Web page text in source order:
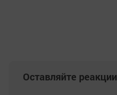
Оставляйте реакции